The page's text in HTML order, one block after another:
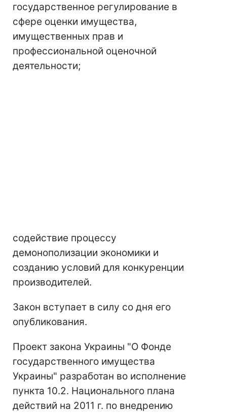
государственное регулирование в
сфере оценки имущества,
имущественных прав и
профессиональной оценочной
деятельности;
содействие процессу
демонополизации экономики и
созданию условий для конкуренции
производителей.
Закон вступает в силу со дня его
опубликования.
Проект закона Украины "О Фонде
государственного имущества
Украины" разработан во исполнение
пункта 10.2. Национального плана
действий на 2011 г. по внедрению